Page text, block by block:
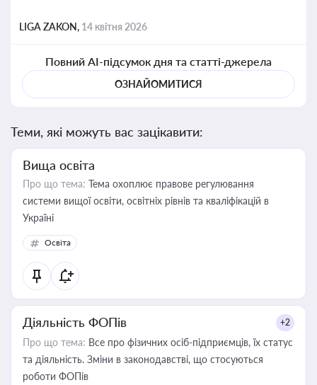
LIGA ZAKON, 14 квітня 2026
Повний AI-підсумок дня та статті-джерела
ОЗНАЙОМИТИСЯ
Теми, які можуть вас зацікавити:
Вища освіта
Про що тема: Тема охоплює правове регулювання
системи вищої освіти, освітніх рівнів та кваліфікацій в
Україні
Освіта
Діяльність ФОПів +2
Про що тема: Все про фізичних осіб-підприємців, їх статус
та діяльність. Зміни в законодавстві, що стосуються
роботи ФОПів